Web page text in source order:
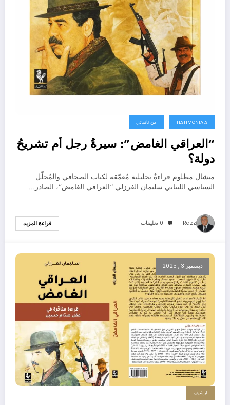
TESTIMONIALS من نافذتي
“العراقي الغامض”: سيرةُ رجل أم تشريحُ
دولة؟
ميشال مظلوم قراءةٌ تحليلية مُعمّقة لكتاب الصحافي والمُحلّل
السياسي اللبناني سليمان الفرزلي “العراقي الغامض”، الصادر…
Razz 0 تعليقات قراءة المزيد
ديسمبر 13, 2025
ارشيف